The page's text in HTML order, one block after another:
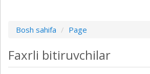
Bosh sahifa Page
Faxrli bitiruvchilar